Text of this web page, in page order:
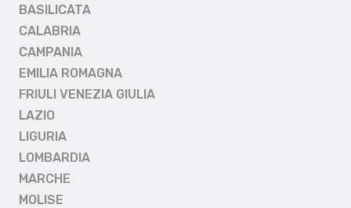
BASILICATA
CALABRIA
CAMPANIA
EMILIA ROMAGNA
FRIULI VENEZIA GIULIA
LAZIO
LIGURIA
LOMBARDIA
MARCHE
MOLISE